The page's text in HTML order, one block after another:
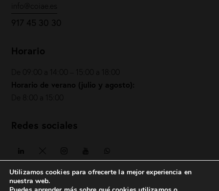
info@coiae.es
917 45 30 30
Horario
De 09:00 a 14:00 – 15:00 a 18:00
Horario de verano (julio y agosto):
De 8:00 a 15:00
Redes sociales
Utilizamos cookies para ofrecerte la mejor experiencia en
nuestra web.